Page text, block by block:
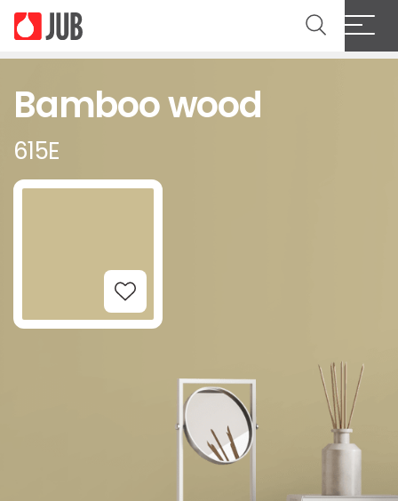
Bamboo wood
615E
Add to Wishlist